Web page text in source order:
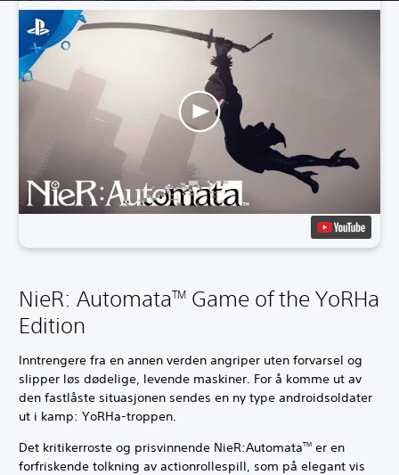
NieR: AutomataTM Game of the YoRHa
Edition
Inntrengere fra en annen verden angriper uten forvarsel og
slipper løs dødelige, levende maskiner. For å komme ut av
den fastlåste situasjonen sendes en ny type androidsoldater
ut i kamp: YoRHa-troppen.
Det kritikerroste og prisvinnende NieR:AutomataTM
er en
forfriskende tolkning av actionrollespill, som på elegant vis